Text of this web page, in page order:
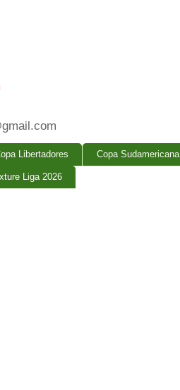
Libertadores Copa Sudamericana
Liga 2026